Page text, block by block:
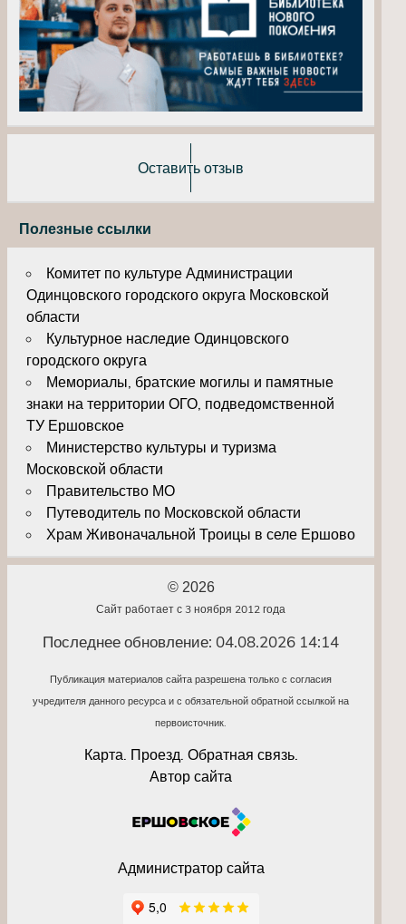
Оставить отзыв
Полезные ссылки
Комитет по культуре Администрации
Одинцовского городского округа Московской
области
Культурное наследие Одинцовского
городского округа
Мемориалы, братские могилы и памятные
знаки на территории ОГО, подведомственной
ТУ Ершовское
Министерство культуры и туризма
Московской области
Правительство МО
Путеводитель по Московской области
Храм Живоначальной Троицы в селе Ершово
© 2026
Сайт работает с 3 ноября 2012 года
Последнее обновление: 04.08.2026 14:14
Публикация материалов сайта разрешена только с согласия
учредителя данного ресурса и с обязательной обратной ссылкой на
первоисточник.
Карта. Проезд. Обратная связь.
Автор сайта
Администратор сайта